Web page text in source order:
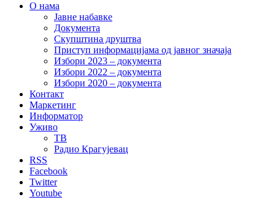
О нама
Јавне набавке
Документа
Скупштина друштва
Приступ информацијама од јавног значаја
Избори 2023 – документа
Избори 2022 – документа
Избори 2020 – документа
Контакт
Маркетинг
Информатор
Уживо
ТВ
Радио Крагујевац
RSS
Facebook
Twitter
Youtube